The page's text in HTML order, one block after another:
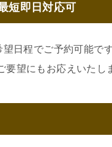
短即日対応可
日程でご予約可能で
望にもお応えいたし